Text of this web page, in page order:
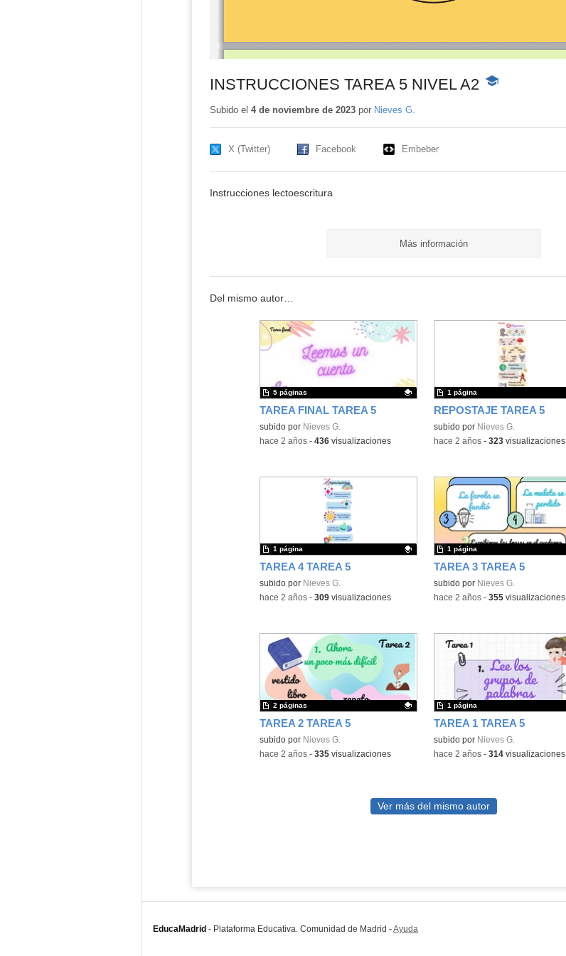
INSTRUCCIONES TAREA 5 NIVEL A2
-
Subido el 4 de noviembre de 2023por Nieves G.
X (Twitter) Facebook Embeber
Instrucciones lectoescritura
Más información
Del mismo autor…
TAREA FINAL TAREA 5
Contenido educativo.
subido por Nieves G.
5 páginas
-hace 2 años- 436visualizaciones
REPOSTAJE TAREA 5
Contenido educativo.
subido por Nieves G.
1 página
-hace 2 años- 323visualizaciones
TAREA 4 TAREA 5
Contenido educativo.
subido por Nieves G.
1 página
-hace 2 años- 309visualizaciones
TAREA 3 TAREA 5
Contenido educativo.
subido por Nieves G.
1 página
-hace 2 años- 355visualizaciones
TAREA 2 TAREA 5
Contenido educativo.
subido por Nieves G.
2 páginas
-hace 2 años- 335visualizaciones
TAREA 1 TAREA 5
Contenido educativo.
subido por Nieves G.
1 página
-hace 2 años- 314visualizaciones
Ver más del mismo autor
EducaMadrid - Plataforma Educativa. Comunidad de Madrid -Ayuda